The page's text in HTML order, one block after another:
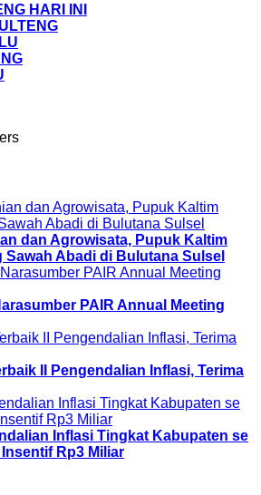
HARI INI
dan Agrowisata, Pupuk Kaltim
Sawah Abadi di Bulutana Sulsel
PAIR Annual Meeting
II Pengendalian Inflasi, Terima
Inflasi Tingkat Kabupaten se
Rp3 Miliar